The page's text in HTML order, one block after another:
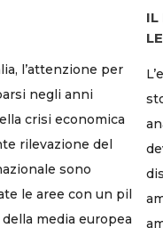
IL
l’attenzione per
negli anni
crisi economica
rilevazione del
sono
le aree con un pil
media europea